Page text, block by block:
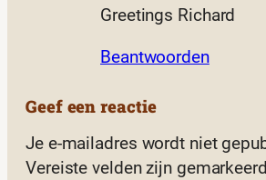
Greetings Richard
Beantwoorden
Geef een reactie
Je e-mailadres wordt niet
Vereiste velden zijn